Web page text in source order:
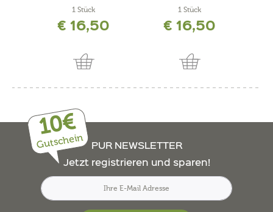
1 Stück
€ 16,50
1 Stück
€ 16,50
10€
Gutschein
PUR NEWSLETTER
Jetzt registrieren und sparen!